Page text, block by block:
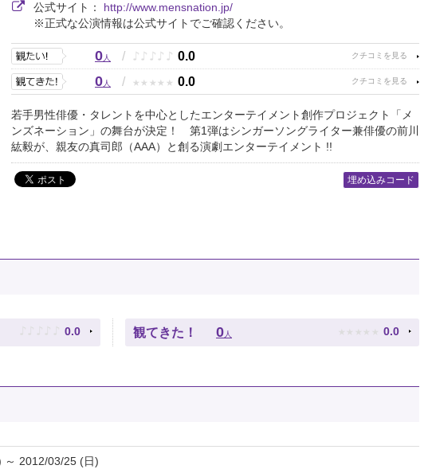
公式サイト： http://www.mensnation.jp/
※正式な公演情報は公式サイトでご確認ください。
0人 / ♪ ♪ ♪ ♪ ♪ 0.0
0人 / ★ ★ ★ ★ ★ 0.0
若手男性俳優・タレントを中心としたエンターテイメント創作プロジェクト「メ
ンズネーション」の舞台が決定！ 第1弾はシンガーソングライター兼俳優の前川
紘毅が、親友の真司郎（AAA）と創る演劇エンターテイメント !!
埋め込みコード
♪ ♪ ♪ ♪ ♪ 0.0 観てきた！ 0 人 ★ ★ ★ ★ ★ 0.0
～ 2012/03/25 (日)